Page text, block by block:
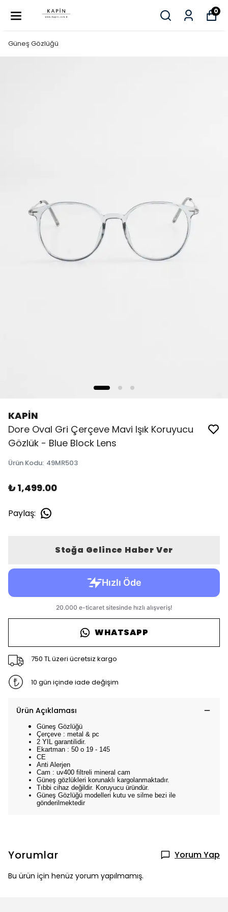
0
Güneş Gözlüğü
KAPİN
Dore Oval Gri Çerçeve Mavi Işık Koruyucu
Gözlük - Blue Block Lens
Ürün Kodu: 49MR503
₺ 1,499.00
Paylaş:
Stoğa Gelince Haber Ver
WHATSAPP
750 TL üzeri ücretsiz kargo
10 gün içinde iade değişim
Ürün Açıklaması
Güneş Gözlüğü
Çerçeve : metal & pc
2 YIL garantilidir.
Ekartman : 50 o 19 - 145
CE
Anti Alerjen
Cam : uv400 filtreli mineral cam
Güneş gözlükleri korunaklı kargolanmaktadır.
Tıbbi cihaz değildir. Koruyucu üründür.
Güneş Gözlüğü modelleri kutu ve silme bezi ile
gönderilmektedir
Yorumlar Yorum Yap
Bu ürün için henüz yorum yapılmamış.